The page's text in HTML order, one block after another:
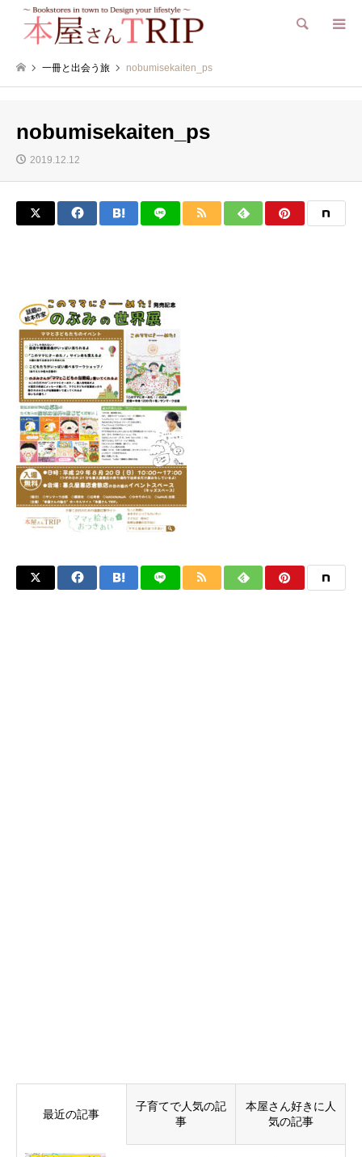
検索
一冊と出会う旅 nobumisekaiten_ps
nobumisekaiten_ps
2019.12.12
最近の記事
子育てで人気の記
事
本屋さん好きに人
気の記事